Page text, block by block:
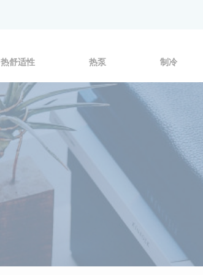
热舒适性 热泵 制冷